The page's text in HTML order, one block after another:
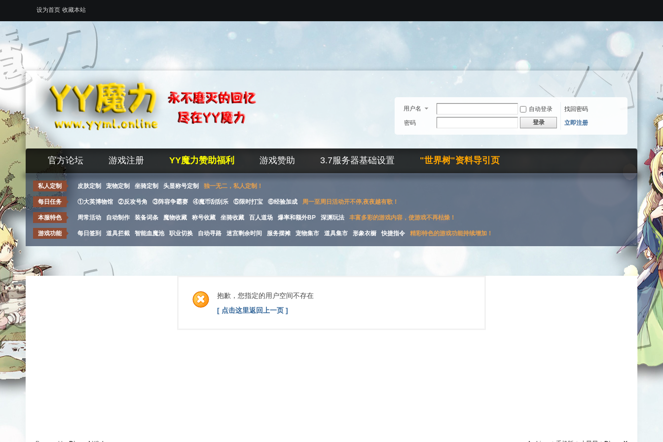
设为首页 收藏本站
用户名 自动登录
找回密码
密码
登录 立即注册
官方论坛 游戏注册 YY魔力赞助福利 游戏赞助 3.7服务器基础设置 "世界树"资料导引页
私人定制 皮肤定制 宠物定制 坐骑定制 头显称号定制 独一无二，私人定制！
每日任务 ①大英博物馆 ②反攻号角 ③阵容争霸赛 ④魔币刮刮乐 ⑤限时打宝 ⑥经验加成 周一至周日活动开不停,夜夜越有歌！
本服特色 周常活动 自动制作 装备词条 魔物收藏 称号收藏 坐骑收藏 百人道场 爆率和额外BP 深渊玩法 丰富多彩的游戏内容，使游戏不再枯燥！
游戏功能 每日签到 道具拦截 智能血魔池 职业切换 自动寻路 迷宫剩余时间 服务摆摊 宠物集市 道具集市 形象衣橱 快捷指令 精彩特色的游戏功能持续增加！
抱歉，您指定的用户空间不存在
[ 点击这里返回上一页 ]